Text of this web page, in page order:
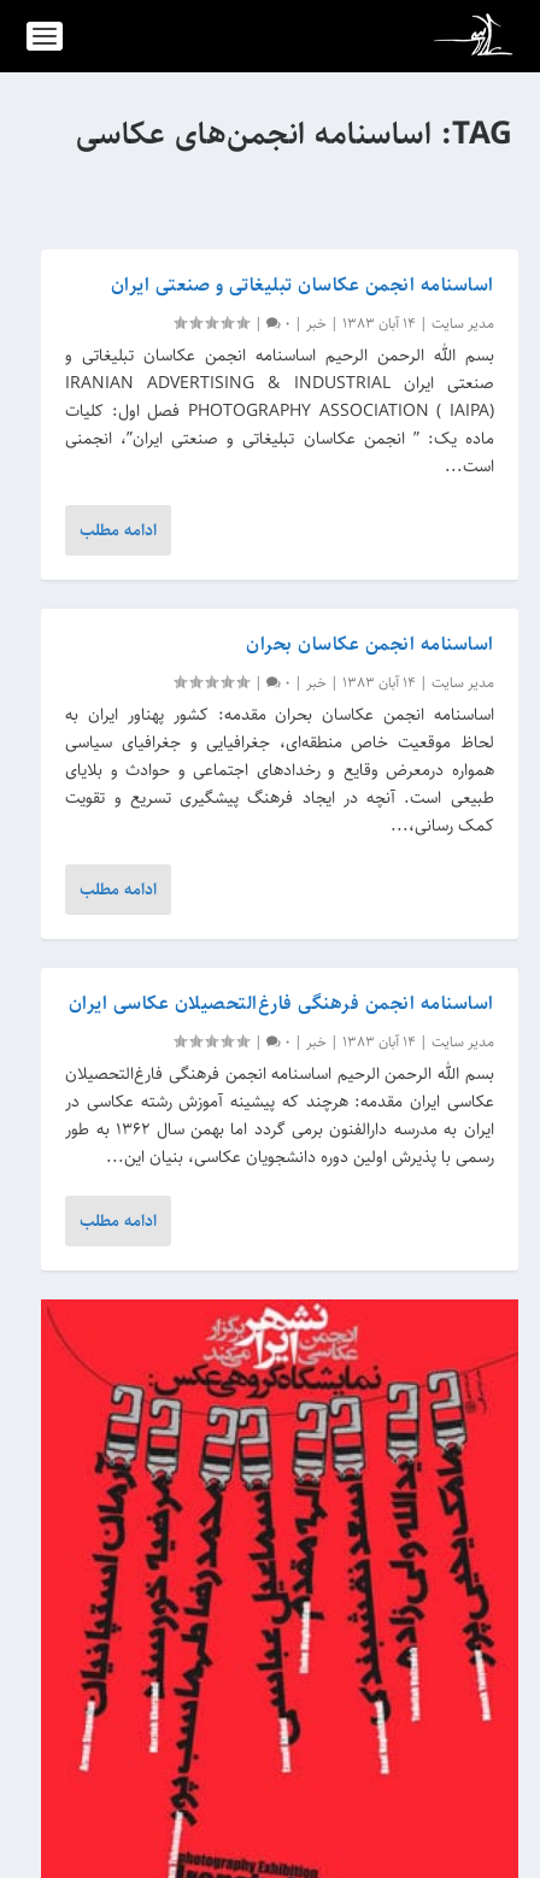
TAG: اساسنامه انجمن‌های عکاسی
اساسنامه انجمن عکاسان تبلیغاتی و صنعتی ایران
مدیر سایت | 14 آبان 1383 | خبر |
0
|
بسم الله الرحمن الرحیم اساسنامه انجمن عکاسان تبلیغاتی و
صنعتی ایران IRANIAN ADVERTISING & INDUSTRIAL
PHOTOGRAPHY ASSOCIATION ( IAIPA) فصل اول: کلیات
ماده یک: ” انجمن عکاسان تبلیغاتی و صنعتی ایران”، انجمنی
است...
ادامه مطلب
اساسنامه انجمن عکاسان بحران
مدیر سایت | 14 آبان 1383 | خبر |
0
|
اساسنامه انجمن عکاسان بحران مقدمه: کشور پهناور ایران به
لحاظ موقعیت خاص منطقه‌ای، جغرافیایی و جغرافیای سیاسی
همواره درمعرض وقایع و رخدادهای اجتماعی و حوادث و بلایای
طبیعی است. آنچه در ایجاد فرهنگ پیشگیری تسریع و تقویت
کمک رسانی،...
ادامه مطلب
اساسنامه انجمن فرهنگی فارغ‌التحصیلان عکاسی ایران
مدیر سایت | 14 آبان 1383 | خبر |
0
|
بسم الله الرحمن الرحیم اساسنامه انجمن فرهنگی فارغ‌التحصیلان
عکاسی ایران مقدمه: هرچند که پیشینه آموزش رشته عکاسی در
ایران به مدرسه دارالفنون برمی گردد اما بهمن سال 1362 به طور
رسمی با پذیرش اولین دوره دانشجویان عکاسی، بنیان این...
ادامه مطلب